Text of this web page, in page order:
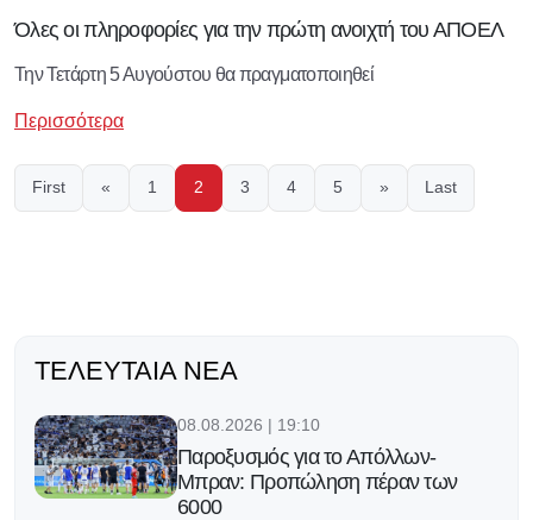
Όλες οι πληροφορίες για την πρώτη ανοιχτή του ΑΠΟΕΛ
Την Τετάρτη 5 Αυγούστου θα πραγματοποιηθεί
Περισσότερα
First « 1 2 3 4 5 » Last
ΤΕΛΕΥΤΑΊΑ ΝΈΑ
08.08.2026 | 19:10
Παροξυσμός για το Απόλλων-
Μπραν: Προπώληση πέραν των
6000